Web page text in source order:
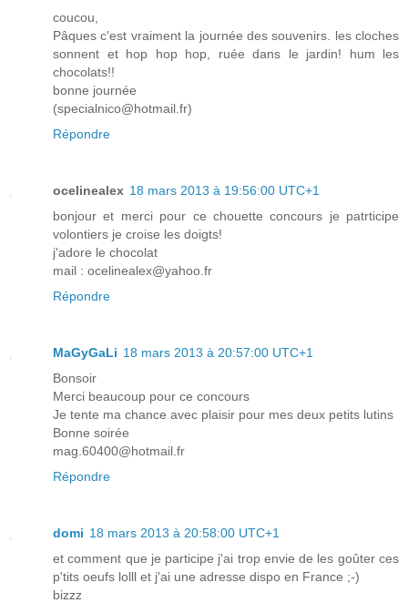
coucou,
Pâques c'est vraiment la journée des souvenirs. les cloches
sonnent et hop hop hop, ruée dans le jardin! hum les
chocolats!!
bonne journée
(specialnico@hotmail.fr)
Répondre
ocelinealex 18 mars 2013 à 19:56:00 UTC+1
bonjour et merci pour ce chouette concours je patrticipe
volontiers je croise les doigts!
j'adore le chocolat
mail : ocelinealex@yahoo.fr
Répondre
MaGyGaLi 18 mars 2013 à 20:57:00 UTC+1
Bonsoir
Merci beaucoup pour ce concours
Je tente ma chance avec plaisir pour mes deux petits lutins
Bonne soirée
mag.60400@hotmail.fr
Répondre
domi 18 mars 2013 à 20:58:00 UTC+1
et comment que je participe j'ai trop envie de les goûter ces
p'tits oeufs lolll et j'ai une adresse dispo en France ;-)
bizzz